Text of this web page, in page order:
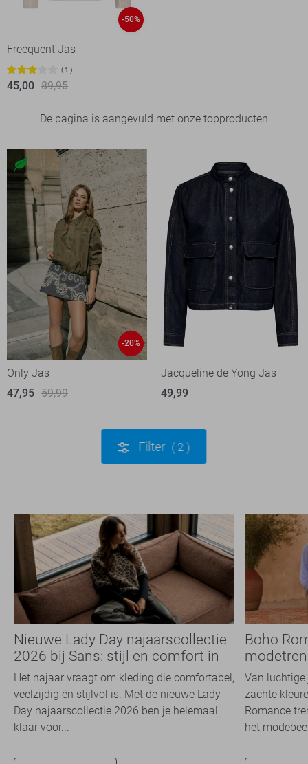
-50%
Freequent Jas
1
45,00 89,95
De pagina is aangevuld met onze topproducten
-20%
Only Jas
47,95 59,99
Jacqueline de Yong Jas
49,99
Filter 2
Nieuwe Lady Day najaarscollectie
2026 bij Sans: stijl en comfort in
travelkwaliteit
Het najaar vraagt om kleding die comfortabel,
veelzijdig én stijlvol is. Met de nieuwe Lady
Day najaarscollectie 2026 ben je helemaal
klaar voor...
Boho
overal
Van luchtige
zachte
Romance
het